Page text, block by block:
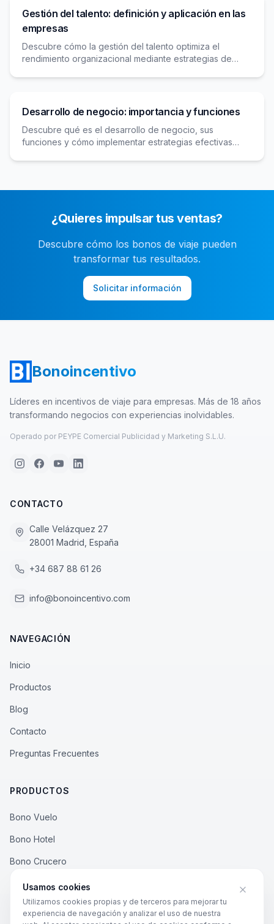
Gestión del talento: definición y aplicación en las
empresas
Descubre cómo la gestión del talento optimiza el
rendimiento organizacional mediante estrategias de
Desarrollo de negocio: importancia y funciones
Descubre qué es el desarrollo de negocio, sus
funciones y cómo implementar estrategias efectivas
¿Quieres impulsar tus ventas?
Descubre cómo los bonos de viaje pueden
transformar tus resultados.
Solicitar información
Bonoincentivo
Líderes en incentivos de viaje para empresas. Más de 18 años
transformando negocios con experiencias inolvidables.
Operado por PEYPE Comercial Publicidad y Marketing S.L.U.
CONTACTO
Calle Velázquez 27
28001 Madrid, España
+34 687 88 61 26
info@bonoincentivo.com
NAVEGACIÓN
Inicio
Productos
Blog
Contacto
Preguntas Frecuentes
PRODUCTOS
Bono Vuelo
Bono Hotel
Bono Crucero
Bono Rural
Usamos cookies
Utilizamos cookies propias y de terceros para mejorar tu
experiencia de navegación y analizar el uso de nuestra